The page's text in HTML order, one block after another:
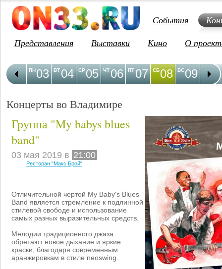
События
Представления
Выставки Кино О
03
ПН 04
ВТ 05
СР 06
ЧТ 07
ПТ 08
СБ 09
ВС 10
ПН
Концерты во Владимире
Группа "My babys blues
band"
03 мая 2019 в 21:00
Ресторан "Макс Брой"
Отличительной чертой My Baby's Blues
Band является стремление к подлинной
стилевой свободе и использование
самых разных выразительных средств.
Мелодии традиционного джаза
обретают новое дыхание и яркие
краски, благодаря современным
аранжировкам в стиле neoswing.